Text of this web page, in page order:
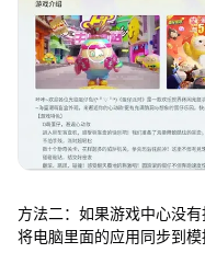
方法二：如果游戏中心没
将电脑里面的应用同步到模